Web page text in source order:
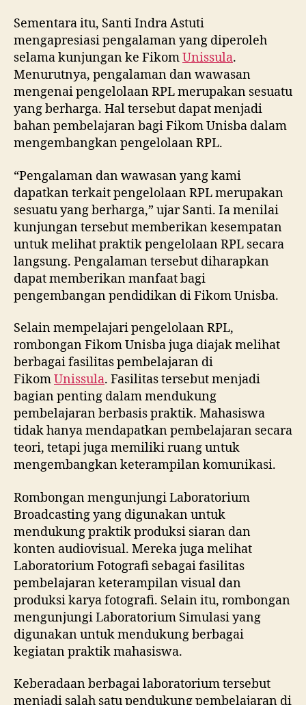
Sementara itu, Santi Indra Astuti
mengapresiasi pengalaman yang diperoleh
selama kunjungan ke FikomUnissula.
Menurutnya, pengalaman dan wawasan
mengenai pengelolaan RPL merupakan sesuatu
yang berharga. Hal tersebut dapat menjadi
bahan pembelajaran bagi Fikom Unisba dalam
mengembangkan pengelolaan RPL.
“Pengalaman dan wawasan yang kami
dapatkan terkait pengelolaan RPL merupakan
sesuatu yang berharga,” ujar Santi. Ia menilai
kunjungan tersebut memberikan kesempatan
untuk melihat praktik pengelolaan RPL secara
langsung. Pengalaman tersebut diharapkan
dapat memberikan manfaat bagi
pengembangan pendidikan di Fikom Unisba.
Selain mempelajari pengelolaan RPL,
rombongan Fikom Unisba juga diajak melihat
berbagai fasilitas pembelajaran di
FikomUnissula. Fasilitas tersebut menjadi
bagian penting dalam mendukung
pembelajaran berbasis praktik. Mahasiswa
tidak hanya mendapatkan pembelajaran secara
teori, tetapi juga memiliki ruang untuk
mengembangkan keterampilan komunikasi.
Rombongan mengunjungi Laboratorium
Broadcasting yang digunakan untuk
mendukung praktik produksi siaran dan
konten audiovisual. Mereka juga melihat
Laboratorium Fotografi sebagai fasilitas
pembelajaran keterampilan visual dan
produksi karya fotografi. Selain itu, rombongan
mengunjungi Laboratorium Simulasi yang
digunakan untuk mendukung berbagai
kegiatan praktik mahasiswa.
Keberadaan berbagai laboratorium tersebut
menjadi salah satu pendukung pembelajaran di